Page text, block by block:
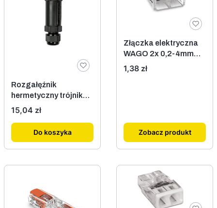
Rozgałęźnik
hermetyczny trójnik
3x2,5 IP68
Cena
15,04 zł
Do koszyka
Złączka elektryczna
WAGO 2x 0,2-4mm
221-412
Cena
1,38 zł
Zobacz produkt